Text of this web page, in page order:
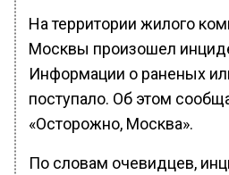
На территории жилого
Москвы произошел
Информации о раненых
поступало. Об этом
«Осторожно, Москва».
По словам очевидцев,